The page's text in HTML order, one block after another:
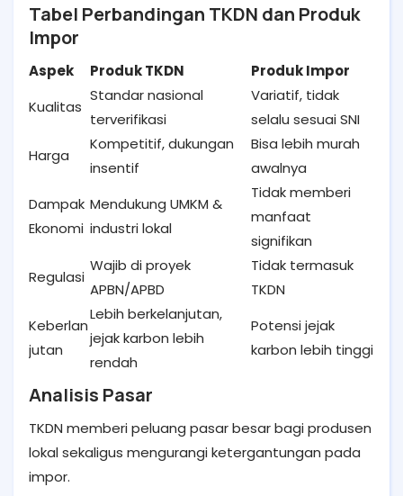
Tabel Perbandingan TKDN dan Produk
Impor
Aspek Produk TKDN
Produk Impor
Kualitas
Standar nasional
terverifikasi
Variatif, tidak
selalu sesuai SNI
Harga
Kompetitif, dukungan
insentif
Bisa lebih murah
awalnya
Dampak
Ekonomi
Mendukung UMKM &
industri lokal
Tidak memberi
manfaat
signifikan
Regulasi
Wajib di proyek
APBN/APBD
Tidak termasuk
TKDN
Keberlan
jutan
Lebih berkelanjutan,
jejak karbon lebih
rendah
Potensi jejak
karbon lebih tinggi
Analisis Pasar
TKDN memberi peluang pasar besar bagi produsen
lokal sekaligus mengurangi ketergantungan pada
impor.